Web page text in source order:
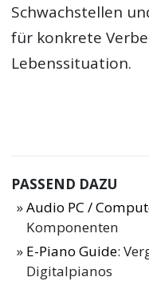
Schwachstellen
für konkrete
Lebenssituation.
PASSEND DAZU
Audio PC /
Komponenten
E-Piano Guide:
Digitalpianos